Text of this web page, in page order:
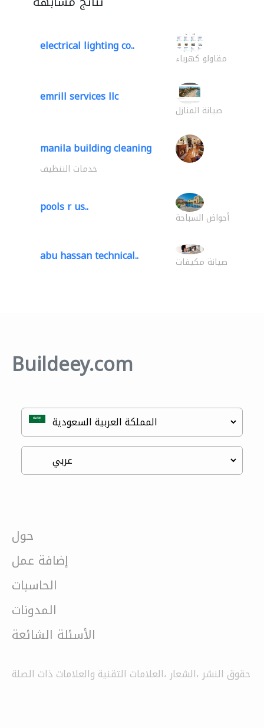
electrical lighting co..
مقاولو كهرباء
emrill services llc
صيانة المنازل
manila building cleaning
خدمات التنظيف
pools r us..
أحواض السباحة
abu hassan technical.. صيانة مكيفات
Buildeey.com
حول
إضافة عمل
الحاسبات
المدونات
الأسئلة الشائعة
حقوق النشر ،الشعار ،العلامات التقنية والعلامات ذات الصلة